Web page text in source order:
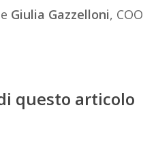
Giulia Gazzelloni, COO
questo articolo